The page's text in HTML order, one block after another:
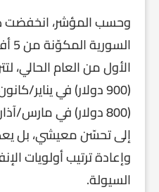
وحسب المؤشر، انخفضت
(800 دولار) في مارس/
إلى تحسّن معيشي، بل
وإعادة ترتيب أولويات
السيولة.